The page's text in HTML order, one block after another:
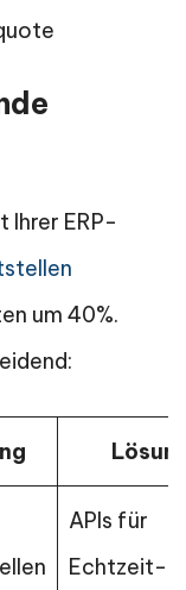
Ihrer ERP-
um 40%.
APIs für
Echtzeit-